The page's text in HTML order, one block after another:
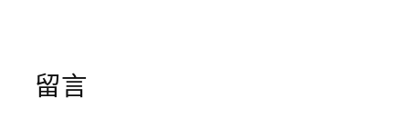
留言